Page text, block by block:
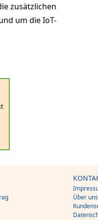
zusätzlichen
um die IoT-
Über uns